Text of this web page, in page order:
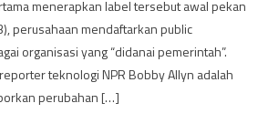
menerapkan label tersebut awal pekan
perusahaan mendaftarkan public
organisasi yang “didanai pemerintah”.
teknologi NPR Bobby Allyn adalah
perubahan […]